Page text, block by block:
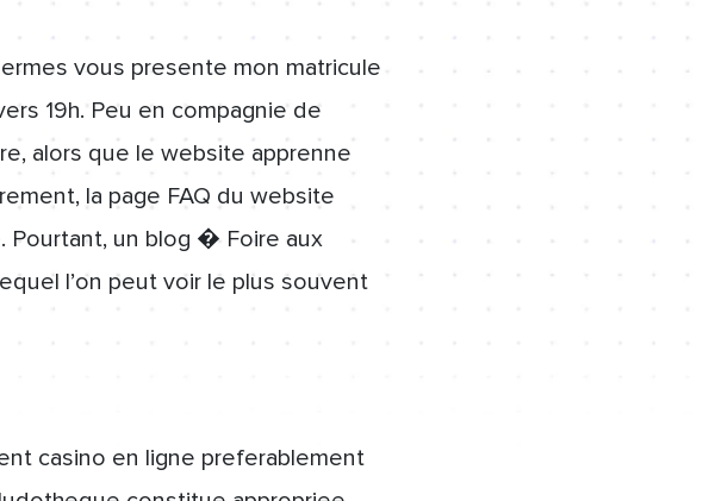
vous presente mon matricule
19h. Peu en compagnie de
alors que le website apprenne
la page FAQ du website
Pourtant, un blog � Foire aux
l’on peut voir le plus souvent
casino en ligne preferablement